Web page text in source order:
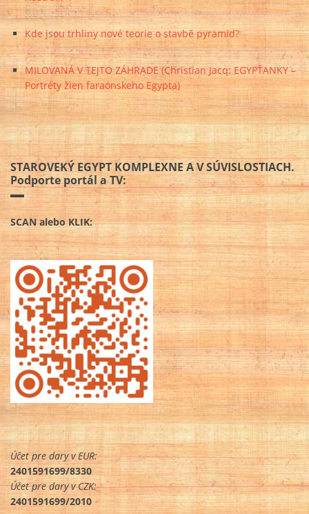
Kde jsou trhliny nové teorie o stavbě pyramid?
MILOVANÁ V TEJTO ZÁHRADE (Christian Jacq: EGYPŤANKY –
Portréty žien faraónskeho Egypta)
STAROVEKÝ EGYPT KOMPLEXNE A V SÚVISLOSTIACH.
Podporte portál a TV:
SCAN alebo KLIK:
Účet pre dary v EUR:
2401591699/8330
Účet pre dary v CZK:
2401591699/2010